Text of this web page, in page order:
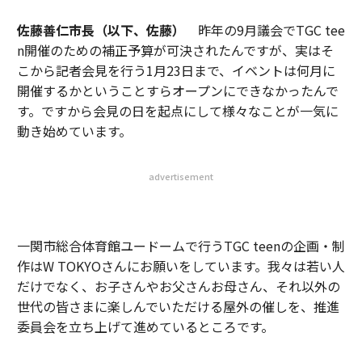
佐藤善仁市長（以下、佐藤）
昨年の9月議会でTGC tee
n開催のための補正予算が可決されたんですが、実はそ
こから記者会見を行う1月23日まで、イベントは何月に
開催するかということすらオープンにできなかったんで
す。ですから会見の日を起点にして様々なことが一気に
動き始めています。
advertisement
一関市総合体育館ユードームで行うTGC teenの企画・制
作はW TOKYOさんにお願いをしています。我々は若い人
だけでなく、お子さんやお父さんお母さん、それ以外の
世代の皆さまに楽しんでいただける屋外の催しを、推進
委員会を立ち上げて進めているところです。